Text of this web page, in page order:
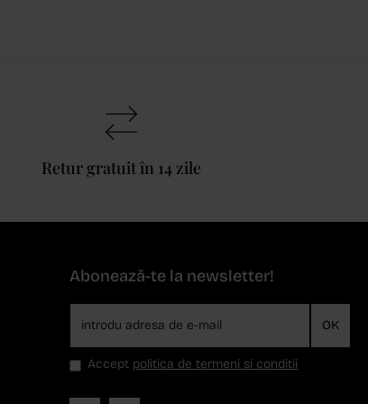
Retur gratuit în 14 zile
Abonează-te la newsletter!
OK
Accept politica de termeni si conditii